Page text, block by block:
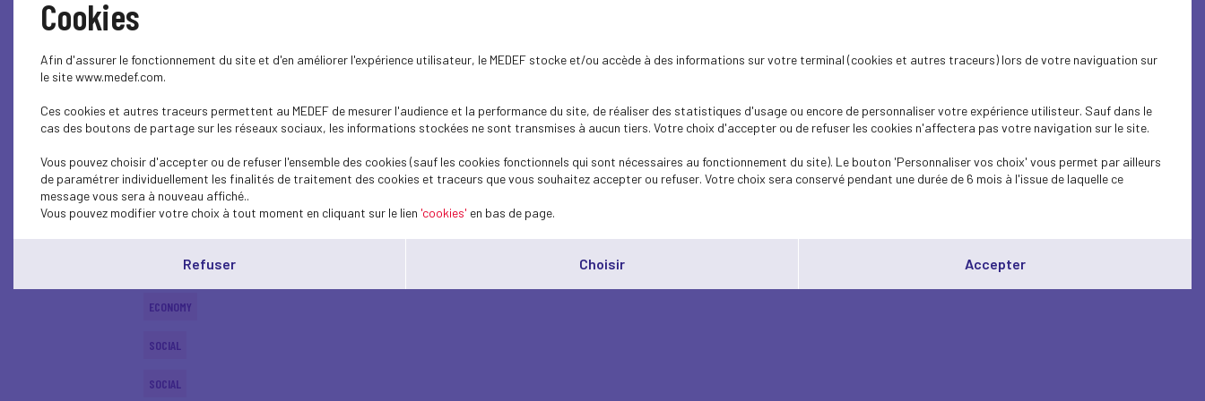
SOCIAL
ECONOMY
SOCIAL
ECONOMY
SOCIAL
SOCIAL
Cookies
Afin d'assurer le fonctionnement du site et d'en améliorer l'expérience utilisateur, le MEDEF stocke et/ou accède à des informations sur votre terminal (cookies et autres traceurs) lors de votre naviguation sur
le site www.medef.com.
Ces cookies et autres traceurs permettent au MEDEF de mesurer l'audience et la performance du site, de réaliser des statistiques d'usage ou encore de personnaliser votre expérience utilisteur. Sauf dans le
cas des boutons de partage sur les réseaux sociaux, les informations stockées ne sont transmises à aucun tiers. Votre choix d'accepter ou de refuser les cookies n'affectera pas votre navigation sur le site.
Vous pouvez choisir d'accepter ou de refuser l'ensemble des cookies (sauf les cookies fonctionnels qui sont nécessaires au fonctionnement du site). Le bouton 'Personnaliser vos choix' vous permet par ailleurs
de paramétrer individuellement les finalités de traitement des cookies et traceurs que vous souhaitez accepter ou refuser. Votre choix sera conservé pendant une durée de 6 mois à l'issue de laquelle ce
message vous sera à nouveau affiché..
Vous pouvez modifier votre choix à tout moment en cliquant sur le lien 'cookies' en bas de page.
Refuser Choisir Accepter